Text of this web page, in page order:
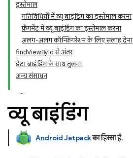
इस्तेमाल
गतिविधियों में व्यू बाइंडिंग का इस्तेमाल करना
फ़्रैगमेंट में व्यू बाइंडिंग का इस्तेमाल करना
अलग-अलग कॉन्फ़िगरेशन के लिए सलाह देना
findViewById से अंतर
डेटा बाइंडिंग के साथ तुलना
अन्य संसाधन
व्यू बाइंडिंग
Android Jetpackका हिस्सा है.